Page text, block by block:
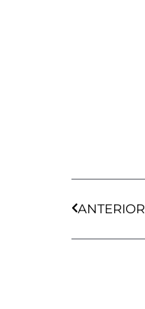
ANTERIOR